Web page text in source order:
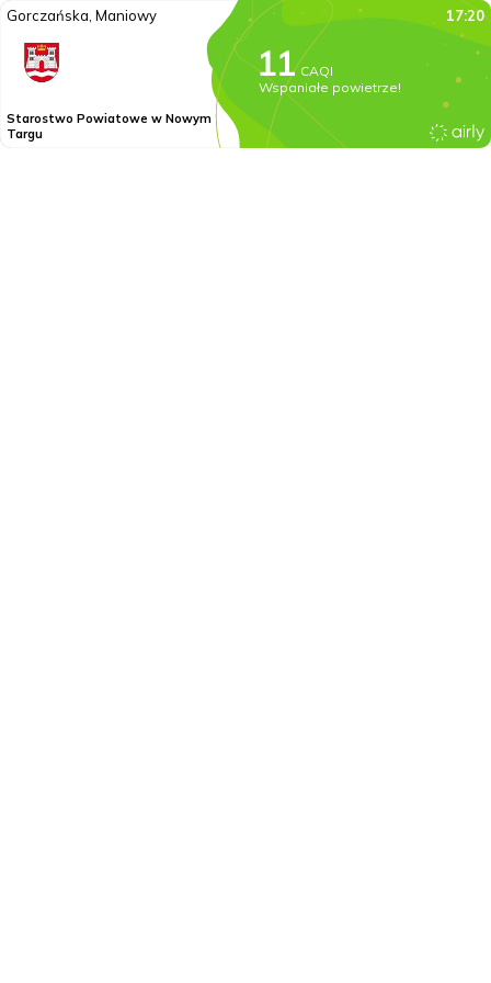
Gorczańska, Maniowy 17:20
CAQI
Wspaniałe powietrze!
Starostwo Powiatowe w Nowym
Targu